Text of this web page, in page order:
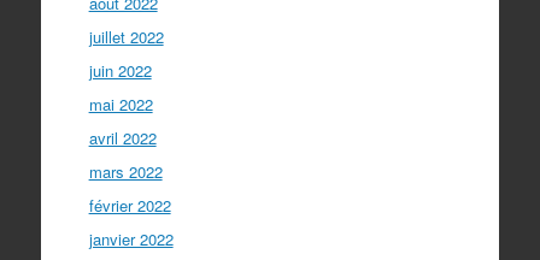
juillet 2022
juin 2022
mai 2022
avril 2022
mars 2022
février 2022
janvier 2022